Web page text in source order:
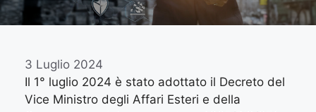
3 Luglio 2024
Il 1° luglio 2024 è stato adottato il Decreto del
Vice Ministro degli Affari Esteri e della